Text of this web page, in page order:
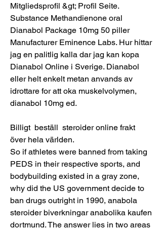
Mitgliedsprofil &gt; Profil Seite.
Substance Methandienone oral
Dianabol Package 10mg 50 piller
Manufacturer Eminence Labs. Hur hittar
jag en palitlig kalla dar jag kan kopa
Dianabol Online i Sverige. Dianabol
eller helt enkelt metan anvands av
idrottare for att oka muskelvolymen,
dianabol 10mg ed.
Billigt  beställ  steroider online frakt
över hela världen.
So if athletes were banned from taking
PEDS in their respective sports, and
bodybuilding existed in a gray zone,
why did the US government decide to
ban drugs outright in 1990, anabola
steroider biverkningar anabolika kaufen
dortmund. The answer lies in two areas